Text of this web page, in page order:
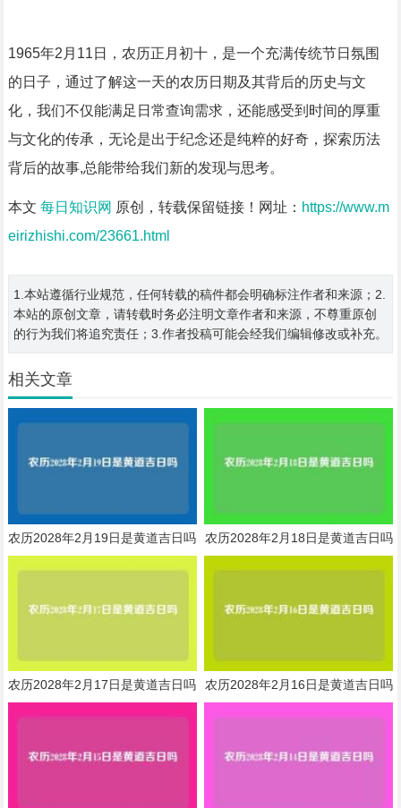
1965年2月11日，农历正月初十，是一个充满传统节日氛围
的日子，通过了解这一天的农历日期及其背后的历史与文
化，我们不仅能满足日常查询需求，还能感受到时间的厚重
与文化的传承，无论是出于纪念还是纯粹的好奇，探索历法
背后的故事,总能带给我们新的发现与思考。
本文 每日知识网 原创，转载保留链接！网址： https://www.m
eirizhishi.com/23661.html
1.本站遵循行业规范，任何转载的稿件都会明确标注作者和来源；2.
本站的原创文章，请转载时务必注明文章作者和来源，不尊重原创
的行为我们将追究责任；3.作者投稿可能会经我们编辑修改或补充。
相关文章
农历2028年2月19日是黄道吉日吗 农历2028年2月18日是黄道吉日吗
农历2028年2月17日是黄道吉日吗 农历2028年2月16日是黄道吉日吗